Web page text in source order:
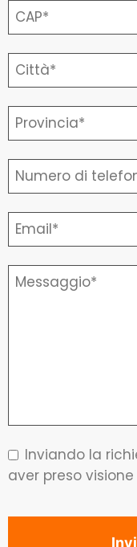
Inviando la
aver preso visione